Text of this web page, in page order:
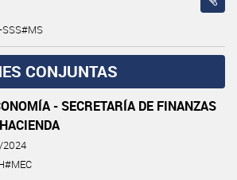
SSS#MS
CONJUNTAS
- SECRETARÍA DE FINANZAS
2024